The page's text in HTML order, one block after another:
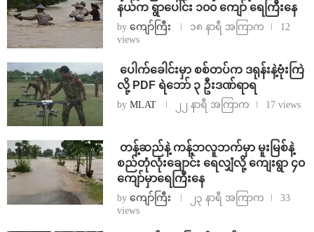
နယ်က ရွာပေါင်း ၁၀၀ ကျော် ရေကြီးနေ
by ကျော်ကြီး ၁၈ နာရီ အကြာက
12
views
⁩ ⁨ပေါက်ခေါင်းမှာ စစ်တပ်က ဒရုန်းနဲ့ဗုံးကြဲ
လို့ PDF ရဲဘော် ၃ ဦးဒဏ်ရာရ
by MLAT ၂၂ နာရီ အကြာက 17 views
⁩ ⁨တန့်ဆည်နဲ့ ကန့်ဘလူဘက်မှာ မူးမြစ်နဲ့
စည်တုံလုံးချောင်း ရေလျှံလို့ ကျေးရွာ ၄၀
ကျော်မှာရေကြီးနေ
by ကျော်ကြီး ၂၃ နာရီ အကြာက
33
views